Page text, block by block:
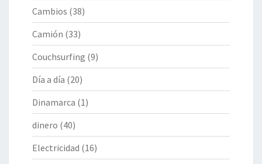
Cambios (38)
Camión (33)
Couchsurfing (9)
Día a día (20)
Dinamarca (1)
dinero (40)
Electricidad (16)